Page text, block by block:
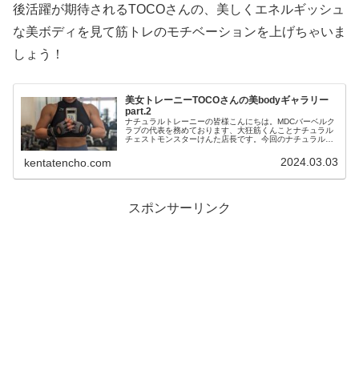
後活躍が期待されるTOCOさんの、美しくエネルギッシュ
な美ボディを見て筋トレのモチベーションを上げちゃいま
しょう！
美女トレーニーTOCOさんの美bodyギャラリー
part.2
ナチュラルトレーニーの皆様こんにちは。MDCバーベルク
ラブの代表を務めております、大狂筋くんことナチュラル
チェストモンスターけんた店長です。今回のナチュラルボ
kentatencho.com 2024.03.03
スポンサーリンク